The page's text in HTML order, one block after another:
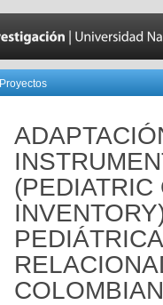
Proyectos